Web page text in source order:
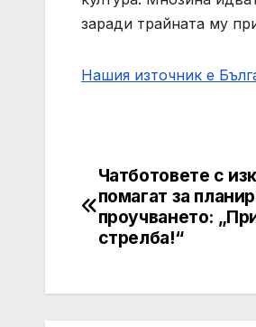
заради трайната му
Нашия източник е
Post
navigation
Чатботовете с
помагат за
проучването:
стрелба!“